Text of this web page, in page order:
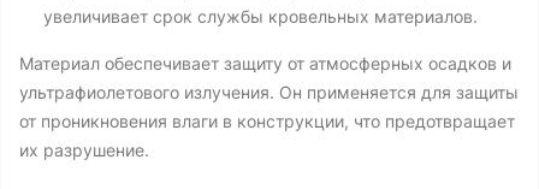
увеличивает срок службы кровельных материалов.
Материал обеспечивает защиту от атмосферных осадков и
ультрафиолетового излучения. Он применяется для защиты
от проникновения влаги в конструкции, что предотвращает
их разрушение.